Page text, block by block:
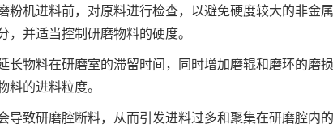
机进料前，对原料进行检查，以避免硬度较大的非金
并适当控制研磨物料的硬度。
物料在研磨室的滞留时间，同时增加磨辊和磨环的磨
的进料粒度。
致研磨腔断料，从而引发进料过多和聚集在研磨腔内